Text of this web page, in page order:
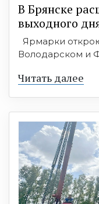
В Брянске
выходного
Ярмарки
Володарском и
Читать далее